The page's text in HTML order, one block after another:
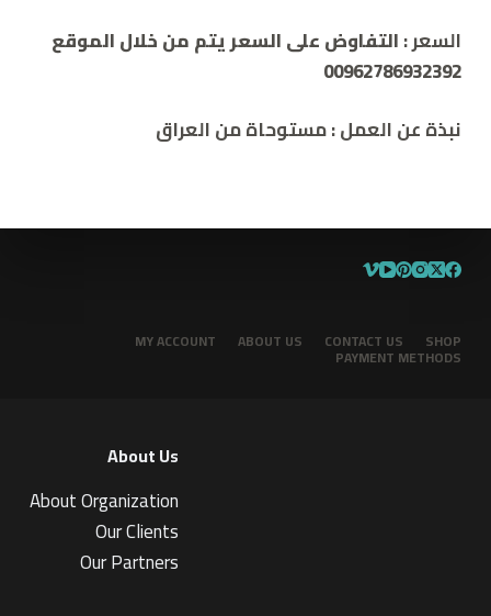
السعر :التفاوض على السعر يتم من خلال الموقع
00962786932392
نبذةعنالعمل:مستوحاة من العراق
SHOP
CONTACT US
ABOUT US
MY ACCOUNT
PAYMENT METHODS
About Us
About Organization
Our Clients
Our Partners